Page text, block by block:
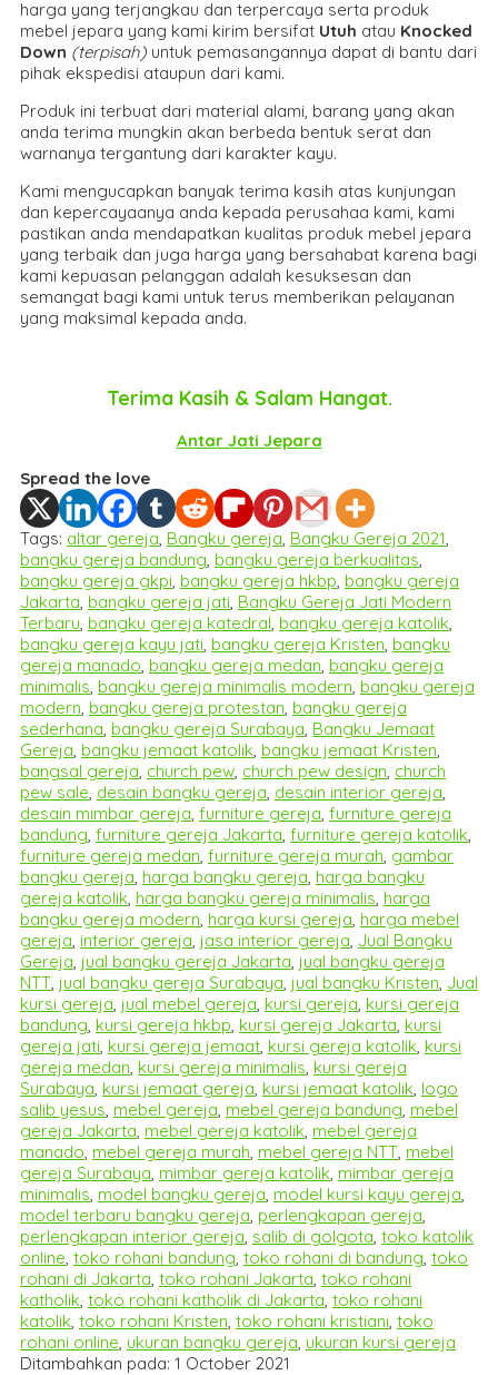
harga yang terjangkau dan terpercaya serta produk
mebel jepara yang kami kirim bersifat Utuh atau Knocked
Down (terpisah) untuk pemasangannya dapat di bantu dari
pihak ekspedisi ataupun dari kami.
Produk ini terbuat dari material alami, barang yang akan
anda terima mungkin akan berbeda bentuk serat dan
warnanya tergantung dari karakter kayu.
Kami mengucapkan banyak terima kasih atas kunjungan
dan kepercayaanya anda kepada perusahaa kami, kami
pastikan anda mendapatkan kualitas produk mebel jepara
yang terbaik dan juga harga yang bersahabat karena bagi
kami kepuasan pelanggan adalah kesuksesan dan
semangat bagi kami untuk terus memberikan pelayanan
yang maksimal kepada anda.
Terima Kasih & Salam Hangat.
Antar Jati Jepara
Spread the love
Tags: altar gereja, Bangku gereja, Bangku Gereja 2021,
bangku gereja bandung, bangku gereja berkualitas,
bangku gereja gkpi, bangku gereja hkbp, bangku gereja
Jakarta, bangku gereja jati, Bangku Gereja Jati Modern
Terbaru, bangku gereja katedral, bangku gereja katolik,
bangku gereja kayu jati, bangku gereja Kristen, bangku
gereja manado, bangku gereja medan, bangku gereja
minimalis, bangku gereja minimalis modern, bangku gereja
modern, bangku gereja protestan, bangku gereja
sederhana, bangku gereja Surabaya, Bangku Jemaat
Gereja, bangku jemaat katolik, bangku jemaat Kristen,
bangsal gereja, church pew, church pew design, church
pew sale, desain bangku gereja, desain interior gereja,
desain mimbar gereja, furniture gereja, furniture gereja
bandung, furniture gereja Jakarta, furniture gereja katolik,
furniture gereja medan, furniture gereja murah, gambar
bangku gereja, harga bangku gereja, harga bangku
gereja katolik, harga bangku gereja minimalis, harga
bangku gereja modern, harga kursi gereja, harga mebel
gereja, interior gereja, jasa interior gereja, Jual Bangku
Gereja, jual bangku gereja Jakarta, jual bangku gereja
NTT, jual bangku gereja Surabaya, jual bangku Kristen, Jual
kursi gereja, jual mebel gereja, kursi gereja, kursi gereja
bandung, kursi gereja hkbp, kursi gereja Jakarta, kursi
gereja jati, kursi gereja jemaat, kursi gereja katolik, kursi
gereja medan, kursi gereja minimalis, kursi gereja
Surabaya, kursi jemaat gereja, kursi jemaat katolik, logo
salib yesus, mebel gereja, mebel gereja bandung, mebel
gereja Jakarta, mebel gereja katolik, mebel gereja
manado, mebel gereja murah, mebel gereja NTT, mebel
gereja Surabaya, mimbar gereja katolik, mimbar gereja
minimalis, model bangku gereja, model kursi kayu gereja,
model terbaru bangku gereja, perlengkapan gereja,
perlengkapan interior gereja, salib di golgota, toko katolik
online, toko rohani bandung, toko rohani di bandung, toko
rohani di Jakarta, toko rohani Jakarta, toko rohani
katholik, toko rohani katholik di Jakarta, toko rohani
katolik, toko rohani Kristen, toko rohani kristiani, toko
rohani online, ukuran bangku gereja, ukuran kursi gereja
Ditambahkan pada: 1 October 2021